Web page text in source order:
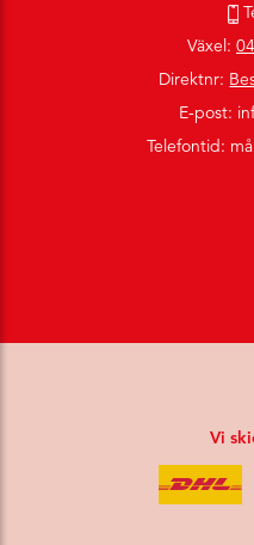
Växel:
Direktnr:
E-post:
Telefontid:
Vi